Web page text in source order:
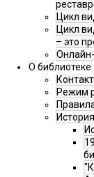
Цикл
Цикл
– это
О библиотеке
Режим